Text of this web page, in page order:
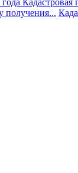
получения...